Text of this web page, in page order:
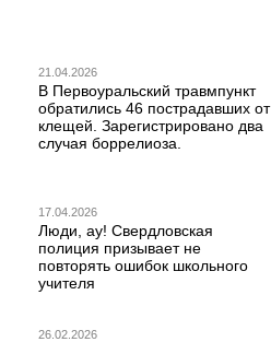
21.04.2026
В Первоуральский травмпункт
обратились 46 пострадавших от
клещей. Зарегистрировано два
случая боррелиоза.
17.04.2026
Люди, ау! Свердловская
полиция призывает не
повторять ошибок школьного
учителя
26.02.2026